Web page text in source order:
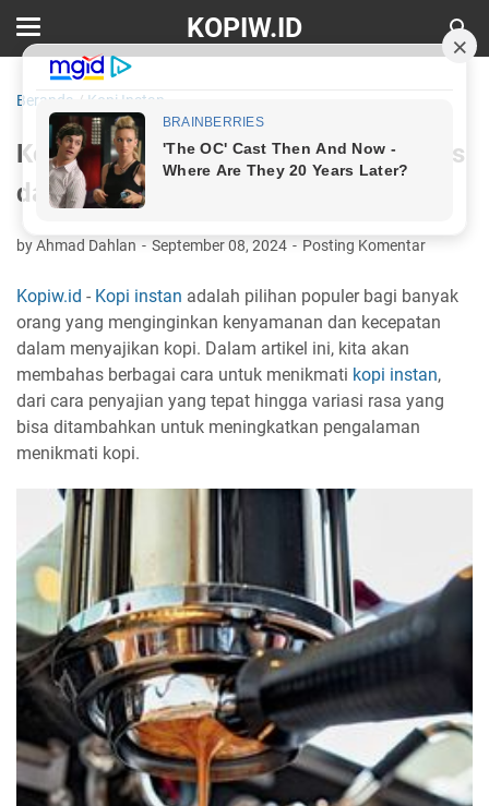
KOPIW.ID
Beranda / Kopi Instan
Kopi Instan: Kenyamanan dan Kualitas
dalam Secangkir
by Ahmad Dahlan September 08, 2024 Posting Komentar
Kopiw.id - Kopi instan adalah pilihan populer bagi banyak
orang yang menginginkan kenyamanan dan kecepatan
dalam menyajikan kopi. Dalam artikel ini, kita akan
membahas berbagai cara untuk menikmati kopi instan,
dari cara penyajian yang tepat hingga variasi rasa yang
bisa ditambahkan untuk meningkatkan pengalaman
menikmati kopi.